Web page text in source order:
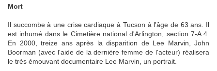
Mort
Il succombe à une crise cardiaque à Tucson à l'âge de 63 ans. Il
est inhumé dans le Cimetière national d'Arlington, section 7-A.4.
En 2000, treize ans après la disparition de Lee Marvin, John
Boorman (avec l'aide de la dernière femme de l'acteur) réalisera
le très émouvant documentaire Lee Marvin, un portrait.